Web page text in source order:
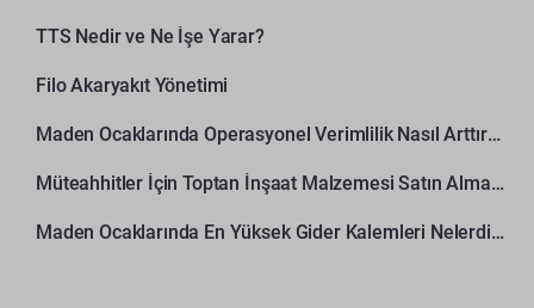
TTS Nedir ve Ne İşe Yarar?
Filo Akaryakıt Yönetimi
Maden Ocaklarında Operasyonel Verimlilik Nasıl Arttırılır?
Müteahhitler İçin Toptan İnşaat Malzemesi Satın Alma Rehberi
Maden Ocaklarında En Yüksek Gider Kalemleri Nelerdir?